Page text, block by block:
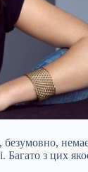
Багато з цих